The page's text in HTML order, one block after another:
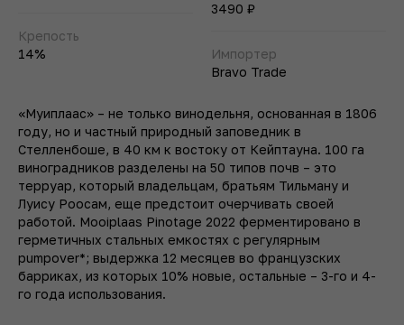
Крепость
14%
3490 ₽
Импортер
Bravo Trade
«Муиплаас» – не только винодельня, основанная в 1806
году, но и частный природный заповедник в
Стелленбоше, в 40 км к востоку от Кейптауна. 100 га
виноградников разделены на 50 типов почв – это
терруар, который владельцам, братьям Тильману и
Луису Роосам, еще предстоит очерчивать своей
работой. Mooiplaas Pinotage 2022 ферментировано в
герметичных стальных емкостях с регулярным
pumpover*; выдержка 12 месяцев во французских
барриках, из которых 10% новые, остальные – 3-го и 4-
го года использования.